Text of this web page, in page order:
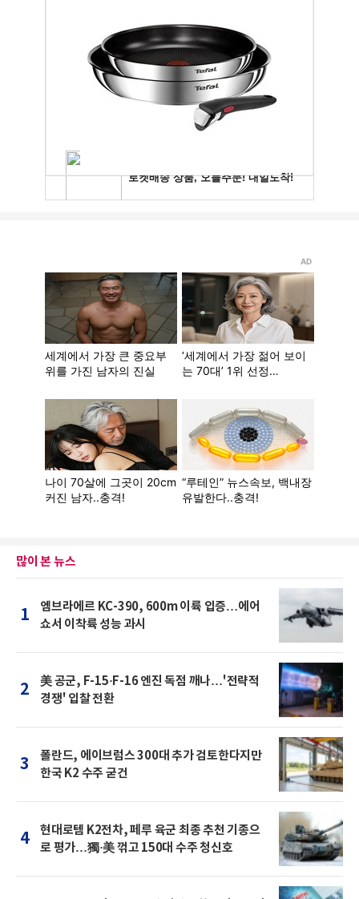
많이 본 뉴스
1
엠브라에르 KC-390, 600m 이륙 입증…에어
쇼서 이착륙 성능 과시
2
美 공군, F-15·F-16 엔진 독점 깨나…'전략적
경쟁' 입찰 전환
3
폴란드, 에이브럼스 300대 추가 검토한다지만
한국 K2 수주 굳건
4
현대로템 K2전차, 페루 육군 최종 추천 기종으
로 평가…獨·美 꺾고 150대 수주 청신호